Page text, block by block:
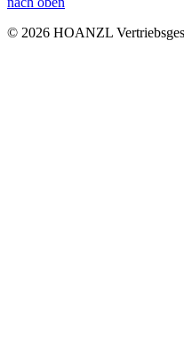
© 2026 HOANZL